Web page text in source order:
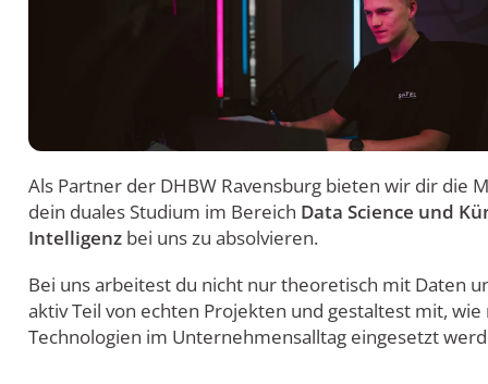
Als Partner der DHBW Ravensburg bieten wir dir die
dein duales Studium im Bereich Data Science und
Intelligenzbei uns zu absolvieren.
Bei uns arbeitest du nicht nur theoretisch mit Daten
aktiv Teil von echten Projekten und gestaltest mit,
Technologien im Unternehmensalltag eingesetzt